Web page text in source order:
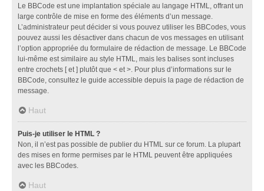
Le BBCode est une implantation spéciale au langage HTML, offrant un
large contrôle de mise en forme des éléments d’un message.
L’administrateur peut décider si vous pouvez utiliser les BBCodes, vous
pouvez aussi les désactiver dans chacun de vos messages en utilisant
l’option appropriée du formulaire de rédaction de message. Le BBCode
lui-même est similaire au style HTML, mais les balises sont incluses
entre crochets [ et ] plutôt que < et >. Pour plus d’informations sur le
BBCode, consultez le guide accessible depuis la page de rédaction de
message.
Haut
Puis-je utiliser le HTML ?
Non, il n’est pas possible de publier du HTML sur ce forum. La plupart
des mises en forme permises par le HTML peuvent être appliquées
avec les BBCodes.
Haut